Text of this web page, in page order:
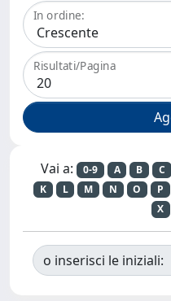
In ordine:
Risultati/Pagina
Vai a: 0-9 A B C
K
L M N O P
X
o inserisci le iniziali: